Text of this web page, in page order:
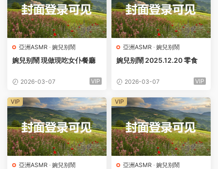
亞洲ASMR · 婉兒别鬧
婉兒别鬧 現做現吃女仆餐廳
2026-03-07 VIP
亞洲ASMR · 婉兒别鬧
婉兒别鬧 2025.12.20 零食
2026-03-07 VIP
亞洲ASMR · 婉兒别鬧
VIP
亞洲ASMR · 婉兒别鬧
VIP